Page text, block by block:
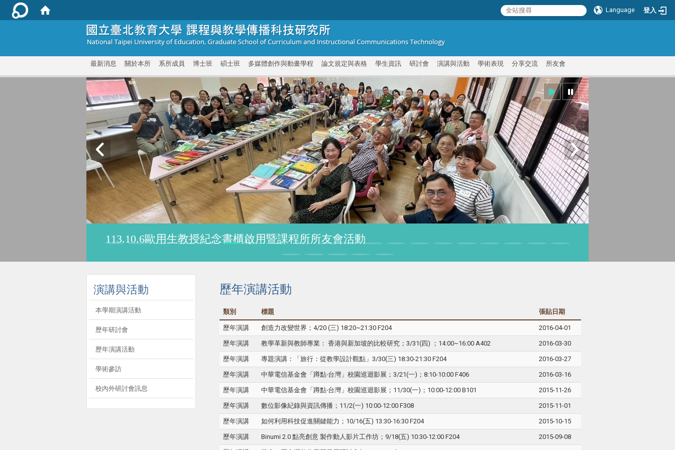
Language 登入
最新消息 關於本所 系所成員 博士班 碩士班 多媒體創作與動畫學程 論文規定與表格 學生資訊 研討會 演講與活動 學術表現 分享交流 所友會
113.10.6歐用生教授紀念書櫃啟用暨課程所所友會活動
演講與活動
本學期演講活動
歷年研討會
歷年演講活動
學術參訪
校內外研討會訊息
歷年演講活動
類別 標題 張貼日期
歷年演講 創造力改變世界；4/20 (三) 18:20~21:30 F204 2016-04-01
歷年演講 教學革新與教師專業： 香港與新加坡的比較研究；3/31(四) ；14:00~16:00 A402 2016-03-30
歷年演講 專題演講：「旅行：從教學設計觀點」3/30(三) 18:30-21:30 F204 2016-03-27
歷年演講 中華電信基金會「蹲點‧台灣」校園巡迴影展；3/21(一)；8:10-10:00 F406 2016-03-16
歷年演講 中華電信基金會「蹲點‧台灣」校園巡迴影展；11/30(一)；10:00-12:00 B101 2015-11-26
歷年演講 數位影像紀錄與資訊傳播；11/2(一) 10:00-12:00 F308 2015-11-01
歷年演講 如何利用科技促進關鍵能力；10/16(五) 13:30-16:30 F204 2015-10-15
歷年演講 Binumi 2.0 點亮創意 製作動人影片工作坊；9/18(五) 10:30-12:00 F204 2015-09-08